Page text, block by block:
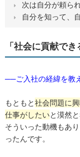
次は自分が頼ら
自分を知って、
「社会に貢献で
──ご入社の経緯を教
もともと社会問題に
仕事がしたいと漠然
そういった動機もあり
ったんです。